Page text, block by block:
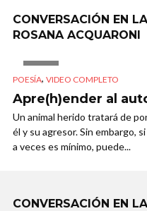
CONVERSACIÓN EN
ROSANA ACQUARONI
POESÍA, VIDEO COMPLETO
Apre(h)ender al
Un animal herido tratará de
él y su agresor. Sin embargo,
a veces es mínimo, puede...
CONVERSACIÓN EN